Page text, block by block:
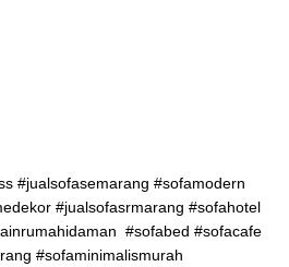
#jualsofasemarang #sofamodern
#jualsofasrmarang #sofahotel
#sofabed #sofacafe
#sofaminimalismurah